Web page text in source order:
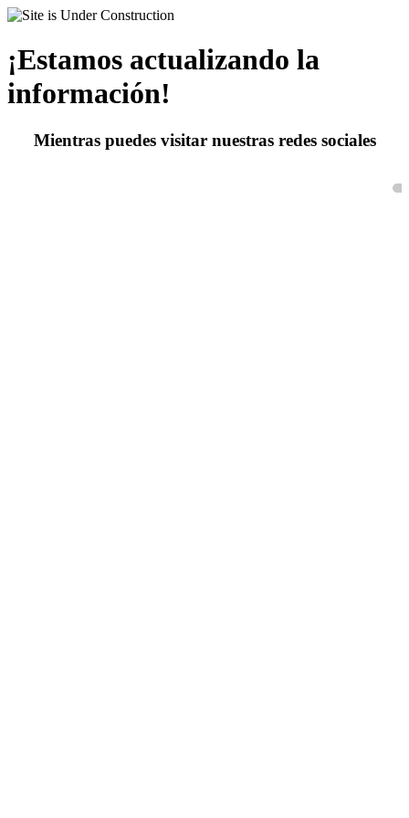
¡Estamos actualizando la
información!
Mientras puedes visitar nuestras redes sociales